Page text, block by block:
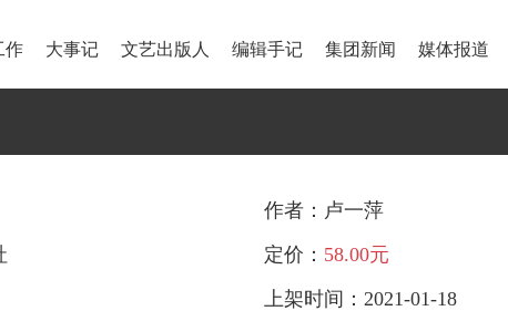
作 大事记 文艺出版人 编辑手记 集团新闻 媒体报道
作者：卢一萍
定价： 58.00元
上架时间：2021-01-18